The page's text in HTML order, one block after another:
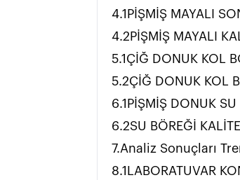
4.1PİŞMİŞ MAYALI
4.2PİŞMİŞ MAYALI
5.1ÇİĞ DONUK KOL
5.2ÇİĞ DONUK KOL
6.1PİŞMİŞ DONUK
6.2SU BÖREĞİ
7.Analiz Sonuçları
8.1LABORATUVAR